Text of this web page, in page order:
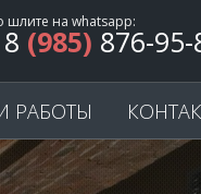
шлите на whatsapp:
8 (985) 876-95-
РАБОТЫ